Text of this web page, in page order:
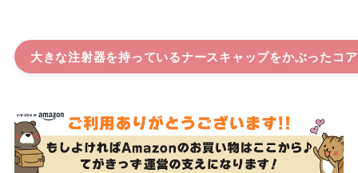
大きな注射器を持っているナースキャップをかぶったコ